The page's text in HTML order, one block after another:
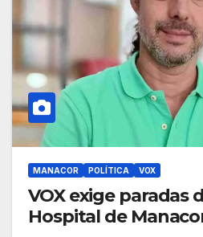
MANACOR POLÍTICA VOX
VOX exige paradas
Hospital de